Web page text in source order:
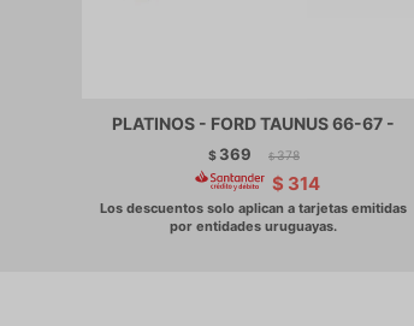
PLATINOS - FORD TAUNUS 66-67 -
$ 369 $ 378
$ 314